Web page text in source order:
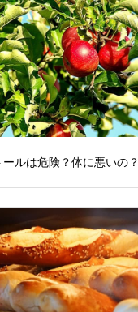
ールは危険？体に悪いの？